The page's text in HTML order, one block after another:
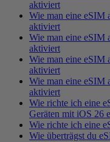
aktiviert
Wie man eine eSIM
aktiviert
Wie man eine eSIM
aktiviert
Wie man eine eSIM
aktiviert
Wie man eine eSIM
aktiviert
Wie richte ich eine
Geräten mit iOS 26
Wie richte ich eine
Wie überträgst du